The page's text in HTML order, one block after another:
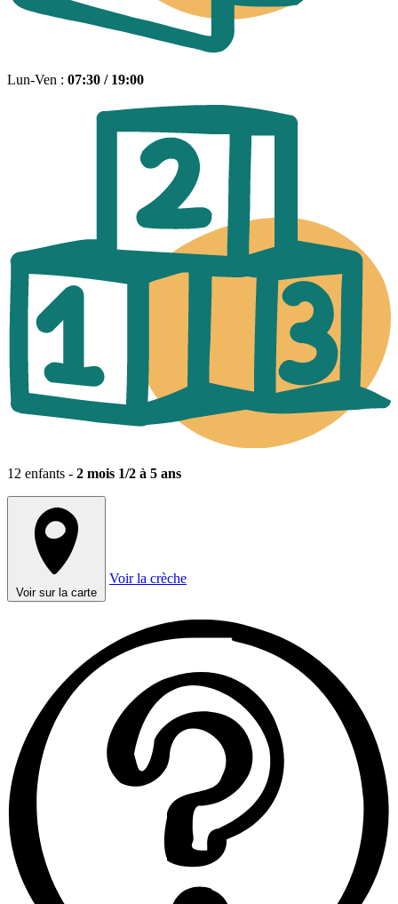
Lun-Ven : 07:30 / 19:00
12 enfants - 2 mois 1/2 à 5 ans
Voir sur la carte
Voir la crèche